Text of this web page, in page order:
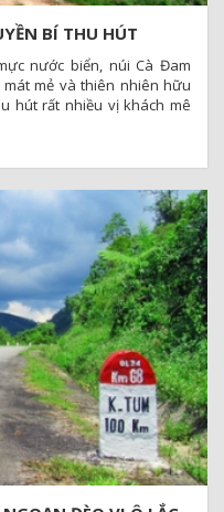
BÍ THU HÚT
nước biển, núi Cà Đam
mẻ và thiên nhiên hữu
hút rất nhiều vị khách mê